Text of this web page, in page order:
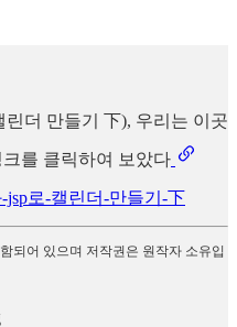
더 만들기 下), 우리는 이곳
를 클릭하여 보았다
-jsp로-캘린더-만들기-下
되어 있으며 저작권은 원작자 소유입